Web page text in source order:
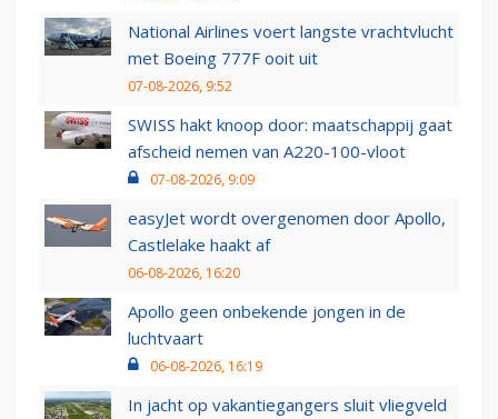
National Airlines voert langste vrachtvlucht
met Boeing 777F ooit uit
07-08-2026, 9:52
SWISS hakt knoop door: maatschappij gaat
afscheid nemen van A220-100-vloot
07-08-2026, 9:09
easyJet wordt overgenomen door Apollo,
Castlelake haakt af
06-08-2026, 16:20
Apollo geen onbekende jongen in de
luchtvaart
06-08-2026, 16:19
In jacht op vakantiegangers sluit vliegveld